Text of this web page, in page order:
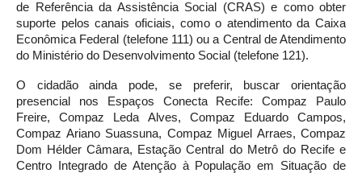
de Referência da Assistência Social (CRAS) e como obter
suporte pelos canais oficiais, como o atendimento da Caixa
Econômica Federal (telefone 111) ou a Central de Atendimento
do Ministério do Desenvolvimento Social (telefone 121).
O cidadão ainda pode, se preferir, buscar orientação
presencial nos Espaços Conecta Recife: Compaz Paulo
Freire, Compaz Leda Alves, Compaz Eduardo Campos,
Compaz Ariano Suassuna, Compaz Miguel Arraes, Compaz
Dom Hélder Câmara, Estação Central do Metrô do Recife e
Centro Integrado de Atenção à População em Situação de